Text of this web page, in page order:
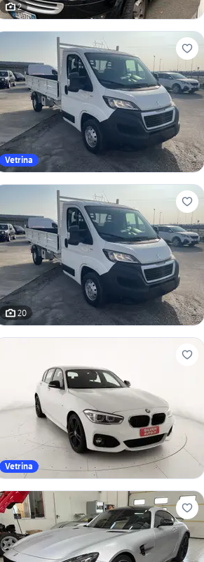
2
Vetrina
20
Vetrina